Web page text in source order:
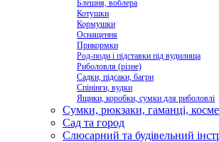
Блешня, воблера
Котушки
Кормушки
Оснащення
Прикормки
Род-поди і підставки під вудилища
Риболовля (різне)
Садки, підсаки, багри
Спінінги, вудки
Ящики, коробки, сумки для риболовлі
Сумки, рюкзаки, гаманці,
Сад та город
Слюсарний та будівельний